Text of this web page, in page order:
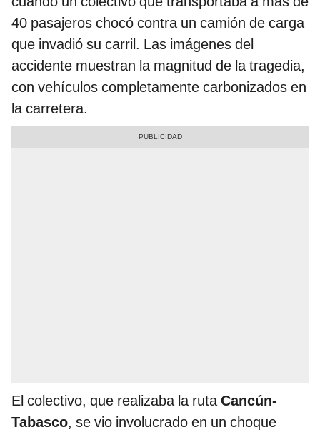
40 pasajeros chocó contra un camión de carga
que invadió su carril. Las imágenes del
accidente muestran la magnitud de la tragedia,
con vehículos completamente carbonizados en
la carretera.
El colectivo, que realizaba la rutaCancún-
Tabasco, se vio involucrado en un choque